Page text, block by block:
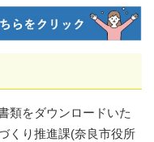
類をダウンロードいた
くり推進課(奈良市役所